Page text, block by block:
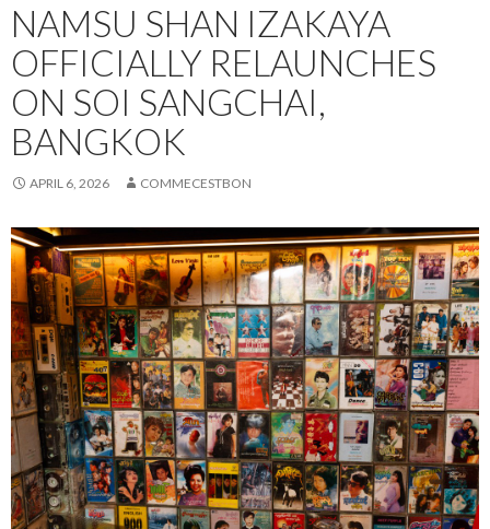
NAMSU SHAN IZAKAYA
OFFICIALLY RELAUNCHES
ON SOI SANGCHAI,
BANGKOK
APRIL 6, 2026 COMMECESTBON